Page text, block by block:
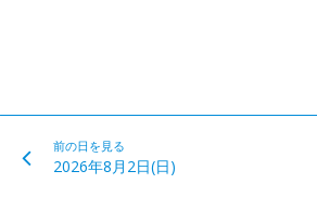
前の日を見る
2026年8月2日(日)